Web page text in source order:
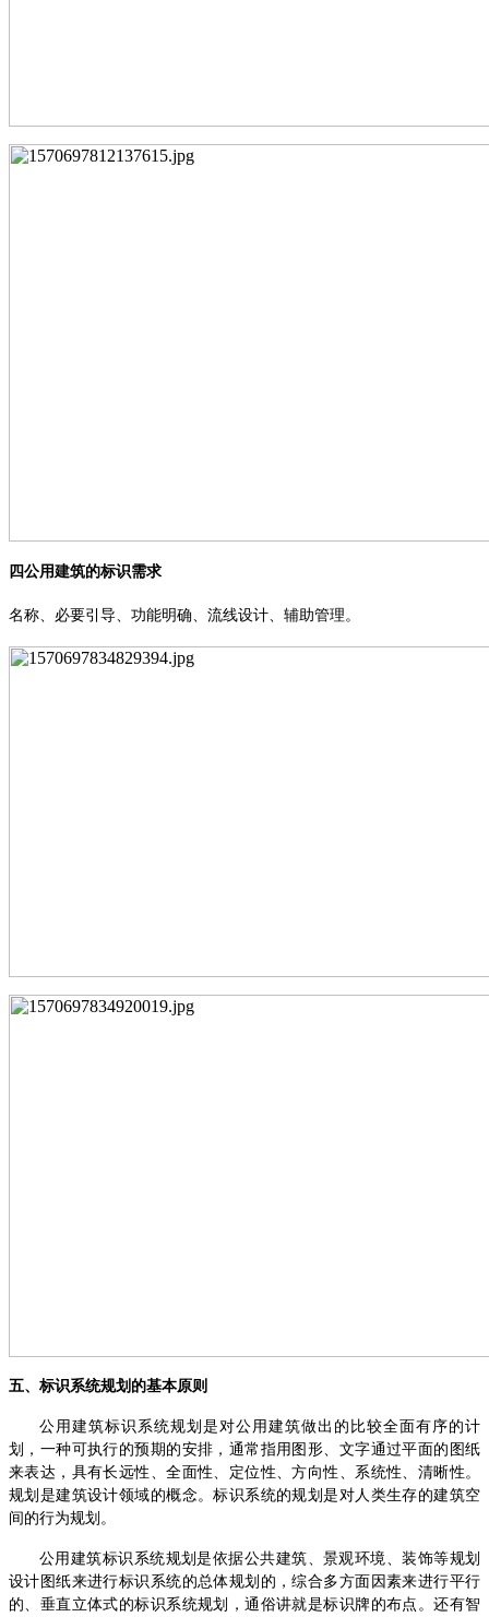
四公用建筑的标识需求
名称、必要引导、功能明确、流线设计、辅助管理。
五、标识系统规划的基本原则
公用建筑标识系统规划是对公用建筑做出的比较全面有序的计
划，一种可执行的预期的安排，通常指用图形、文字通过平面的图纸
来表达，具有长远性、全面性、定位性、方向性、系统性、清晰性。
规划是建筑设计领域的概念。标识系统的规划是对人类生存的建筑空
间的行为规划。
公用建筑标识系统规划是依据公共建筑、景观环境、装饰等规划
设计图纸来进行标识系统的总体规划的，综合多方面因素来进行平行
的、垂直立体式的标识系统规划，通俗讲就是标识牌的布点。还有智